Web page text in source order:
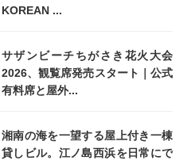
KOREAN ...
サザンビーチちがさき花火大会
2026、観覧席発売スタート｜公式
有料席と屋外...
湘南の海を一望する屋上付き一棟
貸しビル。江ノ島西浜を日常にで